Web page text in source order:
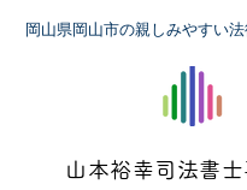
岡山県岡山市の親しみやすい法
山本裕幸司法書